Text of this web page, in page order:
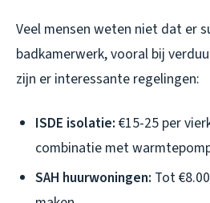
Veel mensen weten niet dat er
badkamerwerk, vooral bij
zijn er interessante regelingen:
ISDE isolatie: €15-25 per
combinatie met
SAH huurwoningen: Tot